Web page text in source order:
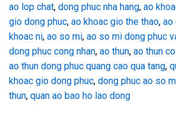
ao lop chat, dong phuc nha hang, ao
gio dong phuc, ao khoac gio the thao, ao
khoac ni, ao so mi, ao so mi dong phuc
dong phuc cong nhan, ao thun, ao thun
ao thun dong phuc quang cao qua tang,
khoac gio dong phuc, dong phuc ao so
thun, quan ao bao ho lao dong